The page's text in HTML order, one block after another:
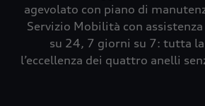
agevolato con piano di
Servizio Mobilità con
su 24, 7 giorni su 7: tutta la
l’eccellenza dei quattro anelli